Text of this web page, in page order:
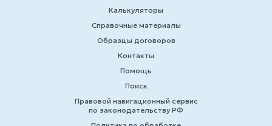
Калькуляторы
Справочные материалы
Образцы договоров
Контакты
Помощь
Поиск
Правовой навигационный сервис
по законодательству РФ